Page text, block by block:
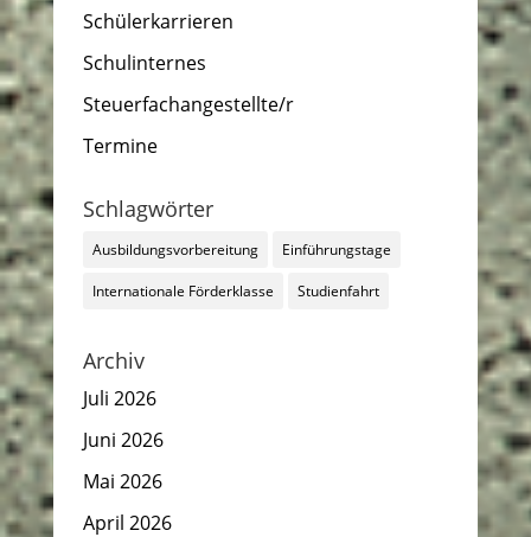
Schülerkarrieren
Schulinternes
Steuerfachangestellte/r
Termine
Schlagwörter
Ausbildungsvorbereitung Einführungstage
Internationale Förderklasse Studienfahrt
Archiv
Juli 2026
Juni 2026
Mai 2026
April 2026